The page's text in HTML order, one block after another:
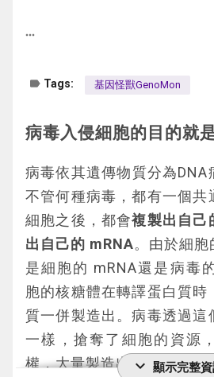
交換小分子或傳導電，神經
頓)等，所以遊戲裡有卡內
念，強調科學性與遊戲性並
卡牌都有其科學背景，玩家
了解神經科學的知識。此外
真實科學研究相呼應的彩蛋
能進一步探索神經相關知識
結合，然後當檢測液及帶
抗體(橘+紅+紫)會被附著於
與病毒蛋白結合的抗體(紅+
當測試線或控制線有抓到第
多時，因為它帶有呈色劑就
出現顏色線條，也就是代表
物結構破壞或將其殺死所
處理或化學處理來破壞
元疫苗，是只採用病原
抗原來製備的疫苗種類。
亞單位疫苗：又稱次單
是只採用病原微生物表
製備的疫苗種類。
mRNA疫苗：是將可轉譯
質的mRNA送至人體細
的疫苗。
more_horiz
label Tags: 基因怪獸GenoMon
病毒入侵細胞的目的就
病毒依其遺傳物質分為DNA
不管何種病毒，都有一個共
細胞之後，都會複製出自己
出自己的 mRNA。由於細
是細胞的 mRNA還是病毒
胞的核糖體在轉譯蛋白質時
質一併製造出。病毒透過這
一樣，搶奪了細胞的資源
權，大量製造出病毒的蛋白
expand_more 顯示完整